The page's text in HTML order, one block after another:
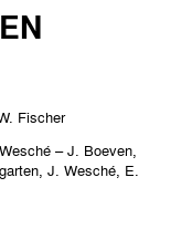
Fischer
– J. Boeven,
J. Wesché, E.